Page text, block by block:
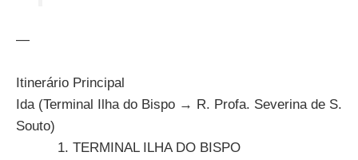
—
Itinerário Principal
Ida (Terminal Ilha do Bispo → R. Profa. Severina de S.
Souto)
TERMINAL ILHA DO BISPO